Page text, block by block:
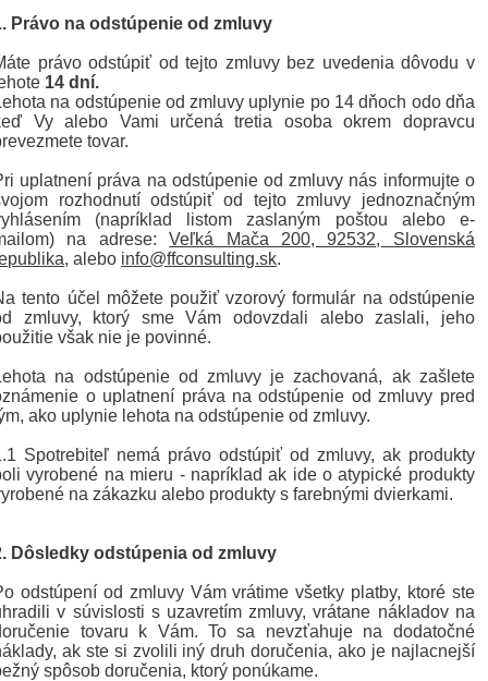
Právo na odstúpenie od zmluvy
právo odstúpiť od tejto zmluvy bez uvedenia dôvodu v
14 dní.
na odstúpenie od zmluvy uplynie po 14 dňoch odo dňa
Vy alebo Vami určená tretia osoba okrem dopravcu
tovar.
uplatnení práva na odstúpenie od zmluvy nás informujte o
rozhodnutí odstúpiť od tejto zmluvy jednoznačným
(napríklad listom zaslaným poštou alebo e-
na adrese:Veľká Mača 200, 92532, Slovenská
, alebo info@ffconsulting.sk.
tento účel môžete použiť vzorový formulár na odstúpenie
zmluvy, ktorý sme Vám odovzdali alebo zaslali, jeho
však nie je povinné.
na odstúpenie od zmluvy je zachovaná, ak zašlete
o uplatnení práva na odstúpenie od zmluvy pred
ako uplynie lehota na odstúpenie od zmluvy.
Spotrebiteľ nemá právo odstúpiť od zmluvy, ak produkty
vyrobené na mieru - napríklad ak ide o atypické produkty
na zákazku alebo produkty s farebnými dvierkami.
Dôsledky odstúpenia od zmluvy
odstúpení od zmluvy Vám vrátime všetky platby, ktoré ste
v súvislosti s uzavretím zmluvy, vrátane nákladov na
tovaru k Vám. To sa nevzťahuje na dodatočné
ak ste si zvolili iný druh doručenia, ako je najlacnejší
spôsob doručenia, ktorý ponúkame.